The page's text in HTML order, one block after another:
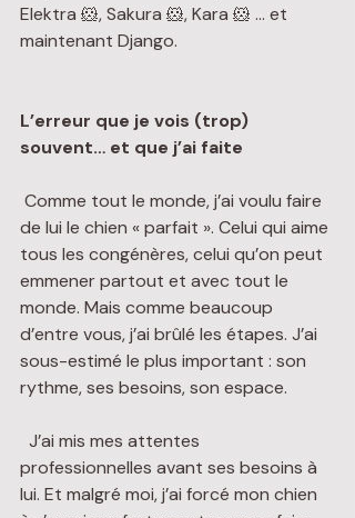
Elektra 🐹, Sakura 🐹, Kara 🐹 … et
maintenant Django.
L’erreur que je vois (trop)
souvent… et que j’ai faite
de lui le chien « parfait ». Celui qui aime
tous les congénères, celui qu’on peut
emmener partout et avec tout le
monde. Mais comme beaucoup
d’entre vous, j’ai brûlé les étapes. J’ai
sous-estimé le plus important : son
rythme, ses besoins, son espace.
J’ai mis mes attentes
professionnelles avant ses besoins à
lui. Et malgré moi, j’ai forcé mon chien